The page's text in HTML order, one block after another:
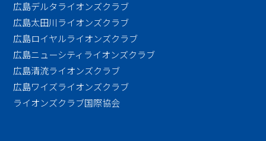
広島デルタライオンズクラブ
広島太田川ライオンズクラブ
広島ロイヤルライオンズクラブ
広島ニューシティライオンズクラブ
広島清流ライオンズクラブ
広島ワイズライオンズクラブ
ライオンズクラブ国際協会